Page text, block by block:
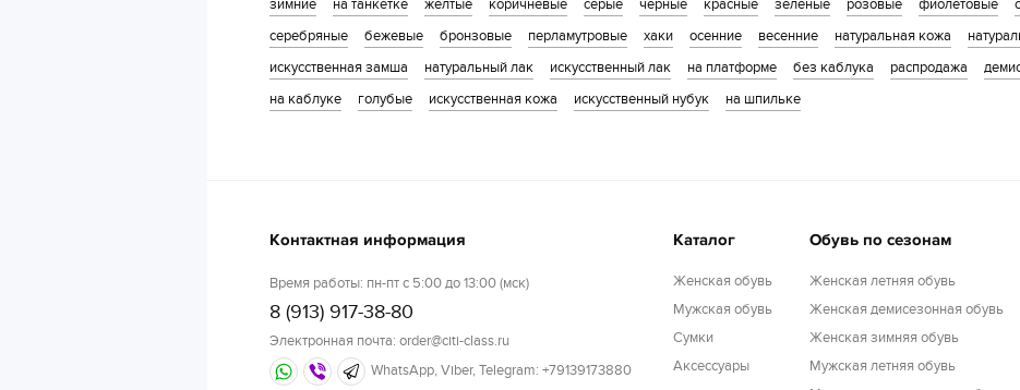
зимние на танкетке желтые коричневые серые черные красные зеленые розовые фиолетовые
серебряные
бежевые бронзовые перламутровые хаки осенние весенние натуральная кожа
искусственная замша
натуральный лак искусственный лак на платформе без каблука распродажа
на каблуке
голубые искусственная кожа искусственный нубук на шпильке
Контактная информация
Время работы: пн-пт с 5:00 до 13:00 (мск)
8 (913) 917-38-80
Электронная почта: order@citi-class.ru
WhatsApp, Viber, Telegram: +79139173880
Каталог
Женская обувь
Мужская обувь
Cумки
Аксессуары
Обувь по сезонам
Женская летняя обувь
Женская демисезонная обувь
Женская зимняя обувь
Мужская летняя обувь